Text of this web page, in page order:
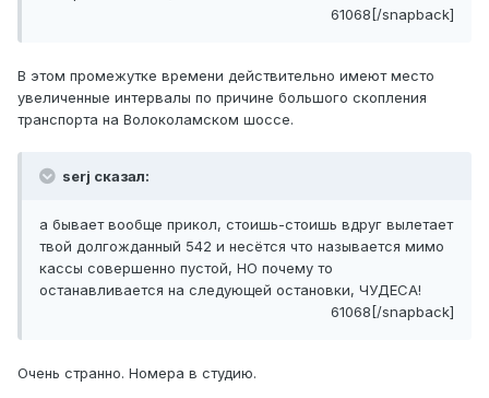
61068[/snapback]
В этом промежутке времени действительно имеют место
увеличенные интервалы по причине большого скопления
транспорта на Волоколамском шоссе.
serj сказал:
а бывает вообще прикол, стоишь-стоишь вдруг вылетает
твой долгожданный 542 и несётся что называется мимо
кассы совершенно пустой, НО почему то
останавливается на следующей остановки, ЧУДЕСА!
61068[/snapback]
Очень странно. Номера в студию.